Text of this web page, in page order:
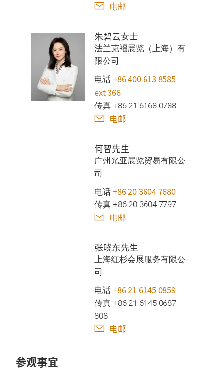
电邮
朱碧云女士
法兰克褔展览（上海）有
限公司
电话 +86 400 613 8585
ext 366
传真 +86 21 6168 0788
电邮
何智先生
广州光亚展览贸易有限公
司
电话 +86 20 3604 7680
传真 +86 20 3604 7797
电邮
张晓东先生
上海红杉会展服务有限公
司
电话 +86 21 6145 0859
传真 +86 21 6145 0687 -
808
电邮
参观事宜